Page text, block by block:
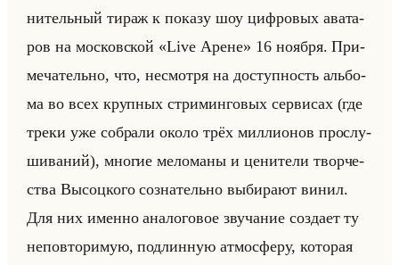
ни­тельный тираж к по­ка­зу шоу циф­ро­вых ава­та­
ров на мос­ков­ской «Live Арене» 16 но­яб­ря. При­
ме­ча­тельно, что, несмот­ря на до­ступ­ность альбо­
ма во всех круп­ных стри­мин­го­вых сер­ви­сах (где
треки уже со­бра­ли около трёх мил­ли­онов про­слу­
ши­ва­ний), мно­гие ме­ло­ма­ны и це­ни­те­ли твор­че­
ства Вы­соц­ко­го со­зна­тельно вы­би­ра­ют винил.
Для них имен­но ана­ло­го­вое зву­ча­ние со­зда­ет ту
непо­вто­ри­мую, под­лин­ную ат­мо­сфе­ру, ко­то­рая